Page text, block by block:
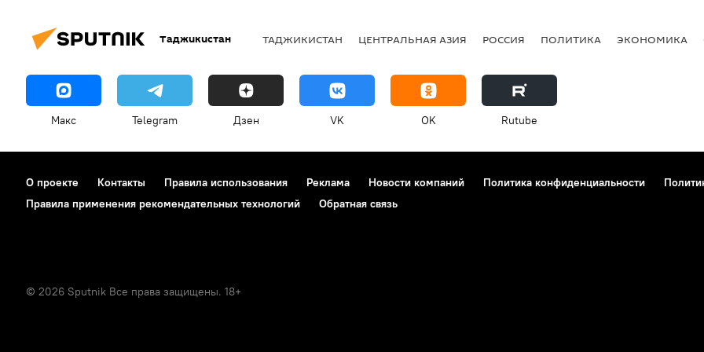
Таджикистан ТАДЖИКИСТАН ЦЕНТРАЛЬНАЯ АЗИЯ РОССИЯ ПОЛИТИКА ЭКОНОМИКА
Макс Telegram Дзен VK OK Rutube
О проекте Контакты Правила использования Реклама Новости компаний Политика конфиденциальности
Правила применения рекомендательных технологий
Обратная связь
© 2026 Sputnik Все права защищены. 18+